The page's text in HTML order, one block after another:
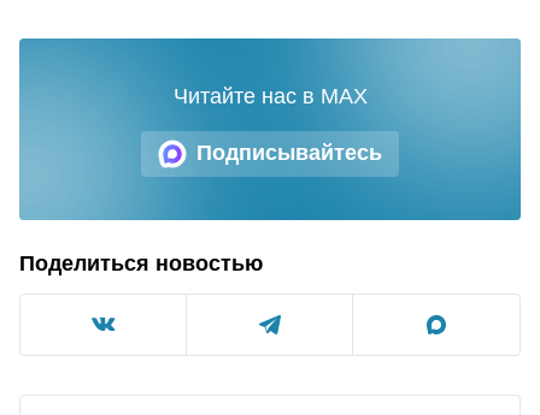
Подписывайтесь
Читайте нас в MAX
Поделиться новостью